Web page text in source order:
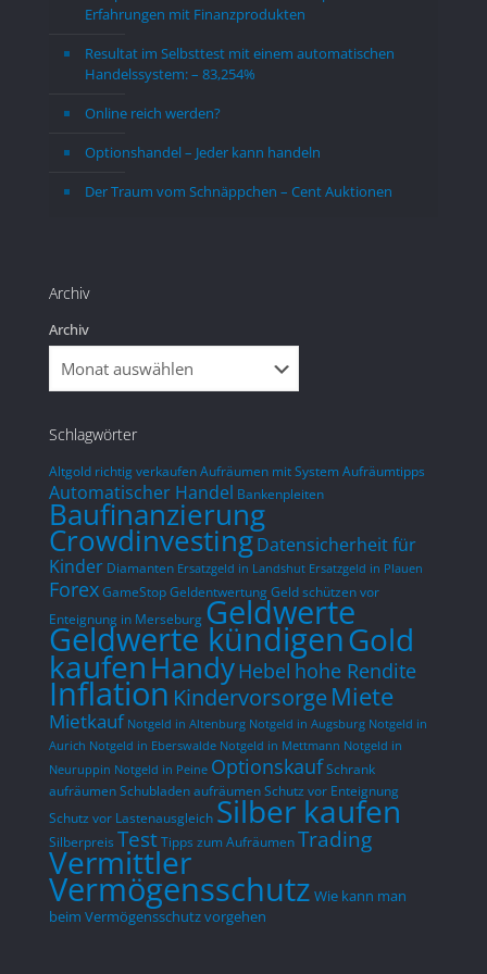
finanziellen Vorteil beim Kauf-Verkauf
von Ag - Au im Vergleich zum direkten
Kauf zu erzielen, da man die
ausnutzen kann. Die Kosten für
Lagerung und Verwaltung sind nicht
einem Betrag einsteigen, ab dem etwas
Erfahrungen mit Finanzprodukten
Resultat im Selbsttest mit einem automatischen
Handelssystem: – 83,254%
Online reich werden?
Optionshandel – Jeder kann handeln
Der Traum vom Schnäppchen – Cent Auktionen
Archiv
Archiv
Schlagwörter
Altgold richtig verkaufenAufräumen mit System Aufräumtipps
Automatischer Handel Bankenpleiten
Baufinanzierung
CrowdinvestingDatensicherheit für
Kinder Diamanten Ersatzgeld in Landshut Ersatzgeld in Plauen
ForexGameStopGeldentwertungGeld schützen vor
Enteignung in Merseburg Geldwerte
Geldwerte kündigenGold
kaufenHandyHebel hohe Rendite
Inflation KindervorsorgeMiete
Mietkauf Notgeld in Altenburg Notgeld in Augsburg Notgeld in
Aurich Notgeld in Eberswalde Notgeld in Mettmann Notgeld in
Neuruppin Notgeld in Peine OptionskaufSchrank
aufräumenSchubladen aufräumenSchutz vor Enteignung
Schutz vor Lastenausgleich Silber kaufen
Silberpreis TestTipps zum AufräumenTrading
Vermittler
Vermögensschutz Wie kann man
beim Vermögensschutz vorgehen